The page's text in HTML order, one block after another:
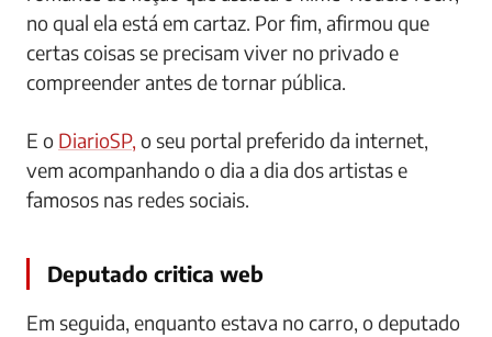
no qual ela está em cartaz. Por fim, afirmou que
certas coisas se precisam viver no privado e
compreender antes de tornar pública.
E o DiarioSP, o seu portal preferido da internet,
vem acompanhando o dia a dia dos artistas e
famosos nas redes sociais.
Deputado critica web
Em seguida, enquanto estava no carro, o deputado